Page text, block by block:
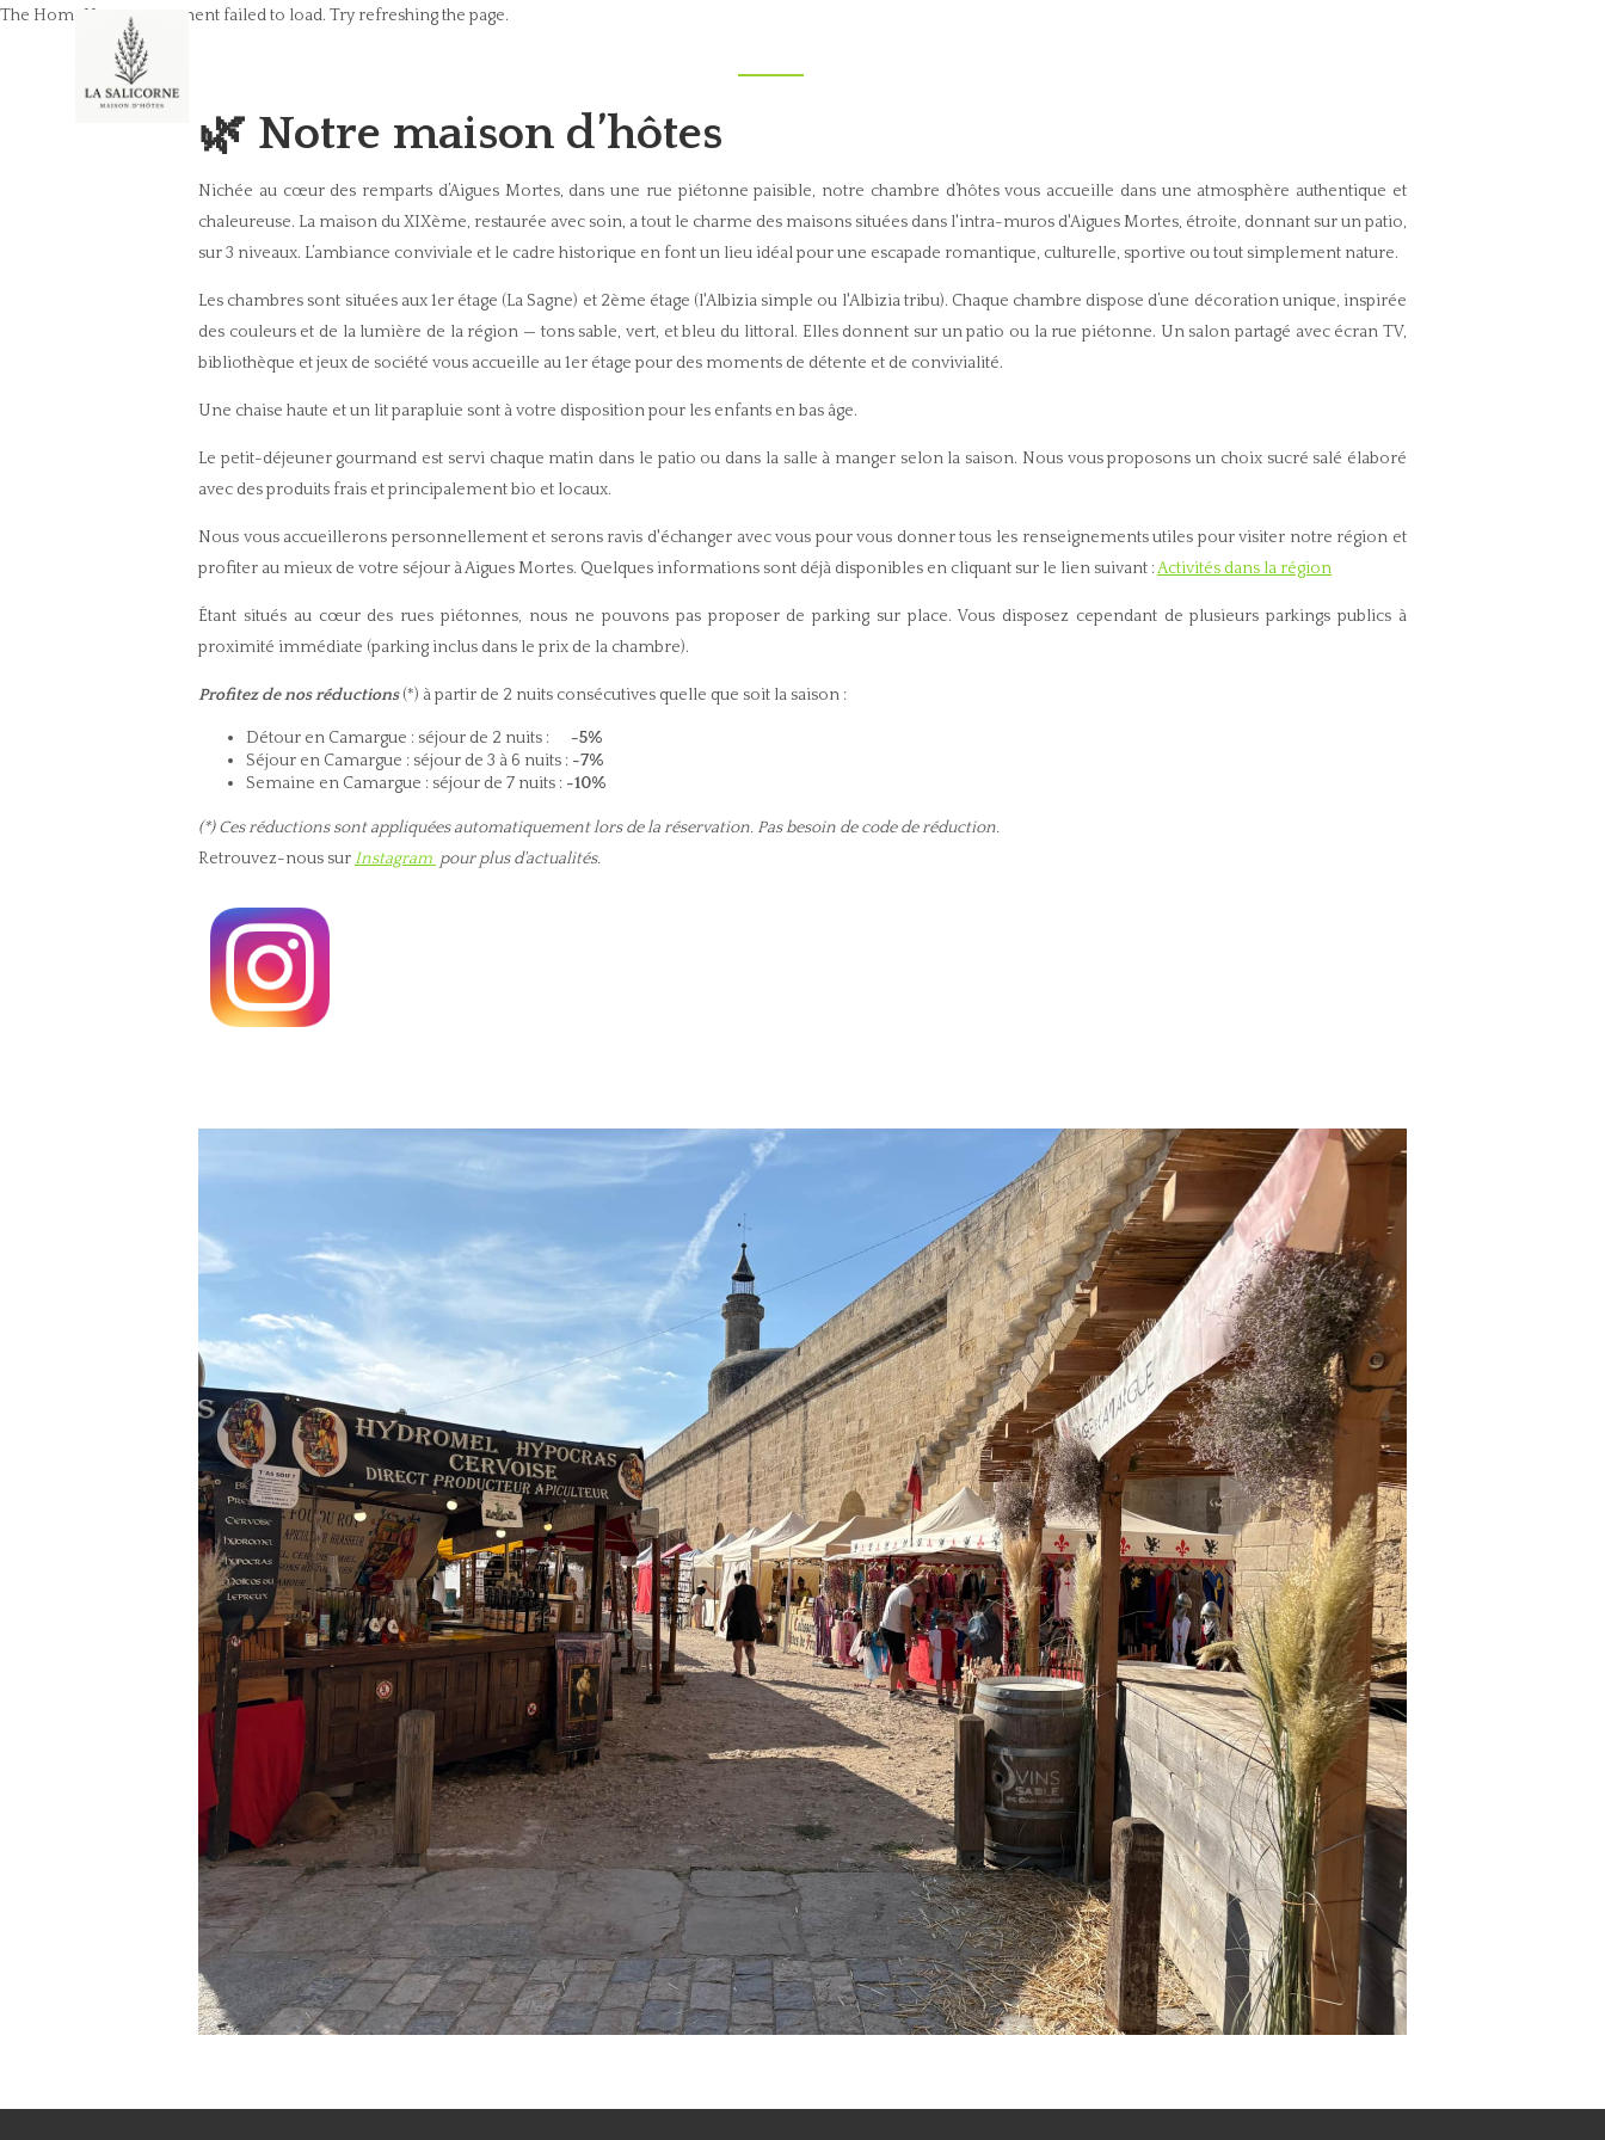
The HomeHero component failed to load. Try refreshing the page.
🌿 Notre maison d’hôtes
Nichée au cœur des remparts d’Aigues Mortes, dans une rue piétonne paisible, notre chambre d’hôtes vous accueille dans une atmosphère authentique et
chaleureuse. La maison du XIXème, restaurée avec soin, a tout le charme des maisons situées dans l'intra-muros d'Aigues Mortes, étroite, donnant sur un patio,
sur 3 niveaux. L’ambiance conviviale et le cadre historique en font un lieu idéal pour une escapade romantique, culturelle, sportive ou tout simplement nature.
Les chambres sont situées aux 1er étage (La Sagne) et 2ème étage (l'Albizia simple ou l'Albizia tribu). Chaque chambre dispose d’une décoration unique, inspirée
des couleurs et de la lumière de la région — tons sable, vert, et bleu du littoral. Elles donnent sur un patio ou la rue piétonne. Un salon partagé avec écran TV,
bibliothèque et jeux de société vous accueille au 1er étage pour des moments de détente et de convivialité.
Une chaise haute et un lit parapluie sont à votre disposition pour les enfants en bas âge.
Le petit-déjeuner gourmand est servi chaque matin dans le patio ou dans la salle à manger selon la saison. Nous vous proposons un choix sucré salé élaboré
avec des produits frais et principalement bio et locaux.
Nous vous accueillerons personnellement et serons ravis d'échanger avec vous pour vous donner tous les renseignements utiles pour visiter notre région et
profiter au mieux de votre séjour à Aigues Mortes. Quelques informations sont déjà disponibles en cliquant sur le lien suivant :Activités dans la région
Étant situés au cœur des rues piétonnes, nous ne pouvons pas proposer de parking sur place. Vous disposez cependant de plusieurs parkings publics à
proximité immédiate (parking inclus dans le prix de la chambre).
Profitez de nos réductions(*) à partir de 2 nuits consécutives quelle que soit la saison :
Détour en Camargue : séjour de 2 nuits : -5%
Séjour en Camargue : séjour de 3 à 6 nuits : -7%
Semaine en Camargue : séjour de 7 nuits : -10%
(*) Ces réductions sont appliquées automatiquement lors de la réservation. Pas besoin de code de réduction.
Retrouvez-nous sur Instagram pour plus d'actualités.